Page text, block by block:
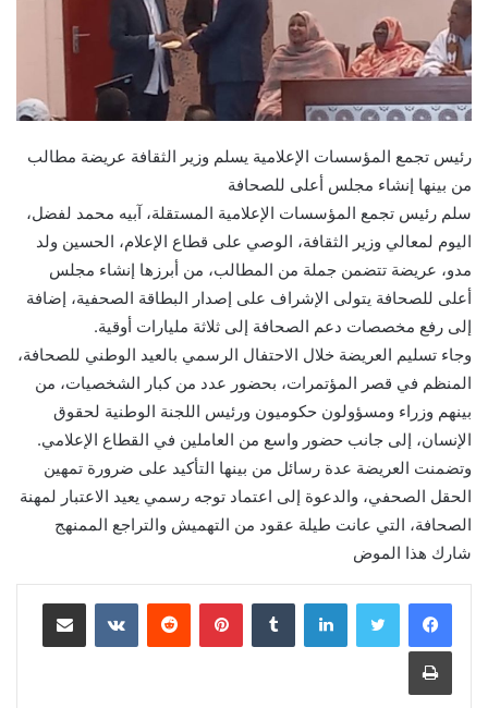
رئيس تجمع المؤسسات الإعلامية يسلم وزير الثقافة عريضة مطالب
من بينها إنشاء مجلس أعلى للصحافة
سلم رئيس تجمع المؤسسات الإعلامية المستقلة، آبيه محمد لفضل،
اليوم لمعالي وزير الثقافة، الوصي على قطاع الإعلام، الحسين ولد
مدو، عريضة تتضمن جملة من المطالب، من أبرزها إنشاء مجلس
أعلى للصحافة يتولى الإشراف على إصدار البطاقة الصحفية، إضافة
إلى رفع مخصصات دعم الصحافة إلى ثلاثة مليارات أوقية.
وجاء تسليم العريضة خلال الاحتفال الرسمي بالعيد الوطني للصحافة،
المنظم في قصر المؤتمرات، بحضور عدد من كبار الشخصيات، من
بينهم وزراء ومسؤولون حكوميون ورئيس اللجنة الوطنية لحقوق
الإنسان، إلى جانب حضور واسع من العاملين في القطاع الإعلامي.
وتضمنت العريضة عدة رسائل من بينها التأكيد على ضرورة تمهين
الحقل الصحفي، والدعوة إلى اعتماد توجه رسمي يعيد الاعتبار لمهنة
الصحافة، التي عانت طيلة عقود من التهميش والتراجع الممنهج
شارك هذا الموض
لينكدإن بينتيريست مشاركة عبر البريد
طباعة